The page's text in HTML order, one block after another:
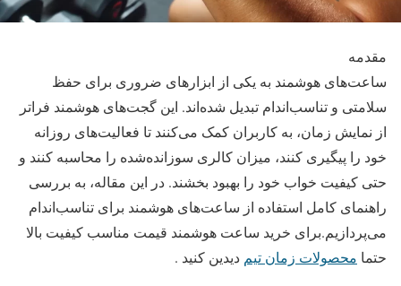
مقدمه
ساعت‌های هوشمند به یکی از ابزارهای ضروری برای حفظ
سلامتی و تناسب‌اندام تبدیل شده‌اند. این گجت‌های هوشمند فراتر
از نمایش زمان، به کاربران کمک می‌کنند تا فعالیت‌های روزانه
خود را پیگیری کنند، میزان کالری سوزانده‌شده را محاسبه کنند و
حتی کیفیت خواب خود را بهبود بخشند. در این مقاله، به بررسی
راهنمای کامل استفاده از ساعت‌های هوشمند برای تناسب‌اندام
می‌پردازیم.برای خرید ساعت هوشمند قیمت مناسب کیفیت بالا
حتما محصولات زمان تیم دیدین کنید .